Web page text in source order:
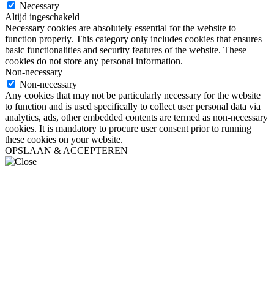
Necessary
Altijd ingeschakeld
Necessary cookies are absolutely essential for the website to
function properly. This category only includes cookies that ensures
basic functionalities and security features of the website. These
cookies do not store any personal information.
Non-necessary
Non-necessary
Any cookies that may not be particularly necessary for the website
to function and is used specifically to collect user personal data via
analytics, ads, other embedded contents are termed as non-necessary
cookies. It is mandatory to procure user consent prior to running
these cookies on your website.
OPSLAAN & ACCEPTEREN